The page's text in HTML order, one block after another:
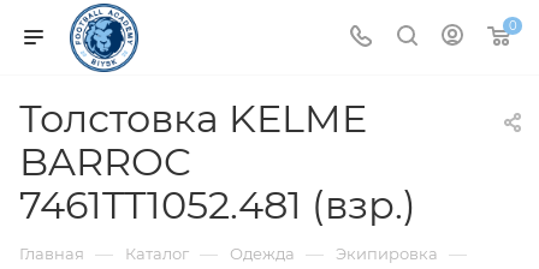
0
Толстовка KELME
BARROC
7461TT1052.481 (взр.)
Главная — Каталог — Одежда — Экипировка —